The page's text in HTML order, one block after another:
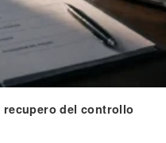
del controllo